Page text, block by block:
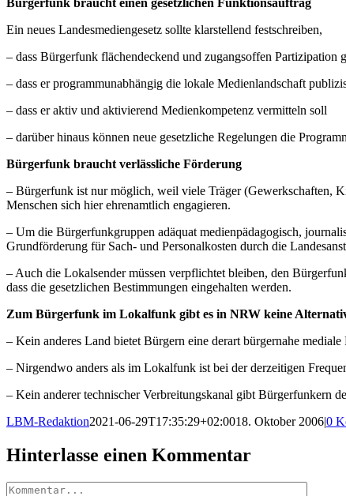
Bürgerfunk braucht einen gesetzlichen Funktionsauftrag
Ein neues Landesmediengesetz sollte klarstellend festschreiben,
– dass Bürgerfunk flächendeckend und zugangsoffen Partizipation
– dass er programmunabhängig die lokale Medienlandschaft
– dass er aktiv und aktivierend Medienkompetenz vermitteln soll
– darüber hinaus können neue gesetzliche Regelungen die
Bürgerfunk braucht verlässliche Förderung
– Bürgerfunk ist nur möglich, weil viele Träger (Gewerkschaften,
Menschen sich hier ehrenamtlich engagieren.
– Um die Bürgerfunkgruppen adäquat medienpädagogisch,
Grundförderung für Sach- und Personalkosten durch die
– Auch die Lokalsender müssen verpflichtet bleiben, den
dass die gesetzlichen Bestimmungen eingehalten werden.
Zum Bürgerfunk im Lokalfunk gibt es in NRW keine
– Kein anderes Land bietet Bürgern eine derart bürgernahe
– Nirgendwo anders als im Lokalfunk ist bei der derzeitigen
– Kein anderer technischer Verbreitungskanal gibt Bürgerfunkern
LBM-Redaktion2021-06-29T17:35:29+02:0018. Oktober 2006|0
Hinterlasse einen Kommentar
Kommentar